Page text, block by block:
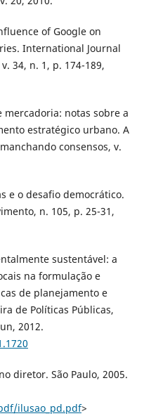
of Google on
International Journal
34, n. 1, p. 174-189,
mercadoria: notas sobre a
estratégico urbano. A
consensos, v.
e o desafio democrático.
n. 105, p. 25-31,
sustentável: a
na formulação e
de planejamento e
de Políticas Públicas,
2012.
diretor. São Paulo, 2005.
ilusao_pd.pdf>